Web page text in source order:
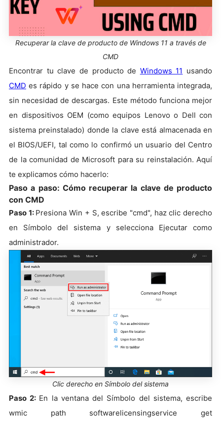
Recuperar la clave de producto de Windows 11 a través de
CMD
Encontrar tu clave de producto de Windows 11 usando
CMD es rápido y se hace con una herramienta integrada,
sin necesidad de descargas. Este método funciona mejor
en dispositivos OEM (como equipos Lenovo o Dell con
sistema preinstalado) donde la clave está almacenada en
el BIOS/UEFI, tal como lo confirmó un usuario del Centro
de la comunidad de Microsoft para su reinstalación. Aquí
te explicamos cómo hacerlo:
Paso a paso: Cómo recuperar la clave de producto
con CMD
Paso 1: Presiona Win + S, escribe "cmd", haz clic derecho
en Símbolo del sistema y selecciona Ejecutar como
administrador.
Clic derecho en Símbolo del sistema
Paso 2: En la ventana del Símbolo del sistema, escribe
wmic path softwarelicensingservice get